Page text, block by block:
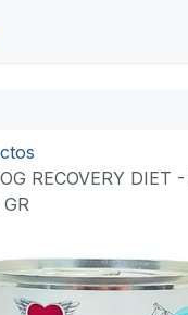
RECOVERY DIET